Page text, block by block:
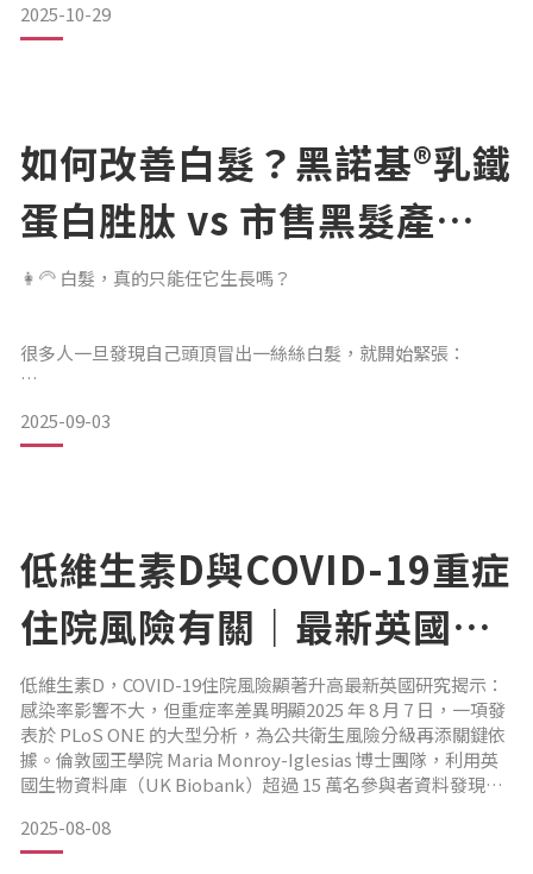
甚至會讓全身的發炎指數上升。真正的口腔健康，不只是「沒
有蛀牙」，
而是—口腔能自行維持穩定、具備自我防護力。🧬 乳鐵蛋白是
什麼？乳鐵蛋白（Lactoferrin）是一種天然存在於唾液、淚液
與母乳中的抗菌蛋白。
它能與鐵離子結合，阻斷細菌生長所需的營養來源，
並在黏膜表面形成溫和的防護層，協助身體
2025-10-29
如何改善白髮？黑諾基®乳鐵
蛋白胜肽 vs 市售黑髮產品
比較
👩‍🦳 白髮，真的只能任它生長嗎？
很多人一旦發現自己頭頂冒出一絲絲白髮，就開始緊張：
是不是老化了？是不是壓力太大？是不是要趕快染髮？其實，
灰白髮不只是「歲月的痕跡」，更多時候來自於 黑色素細胞逐
正從根源調理：染髮劑優點：快速見效缺點：需反覆補染，化
學成分恐傷頭皮黑髮洗髮精 / 潤髮乳優點：透過植物染料護色
缺點：停用後效果立即
2025-09-03
低維生素D與COVID-19重症
住院風險有關｜最新英國研
究解析
低維生素D，COVID-19住院風險顯著升高最新英國研究揭示：
感染率影響不大，但重症率差異明顯2025 年 8 月 7 日，一項發
表於 PLoS ONE 的大型分析，為公共衛生風險分級再添關鍵依
據。倫敦國王學院 Maria Monroy-Iglesias 博士團隊，利用英
國生物資料庫（UK Biobank）超過 15 萬名參與者資料發現—
升；然而，低維生素 D 與「是否會感染」之間的直接關聯性卻
相當微弱。維生素D—免疫系統的重要
2025-08-08